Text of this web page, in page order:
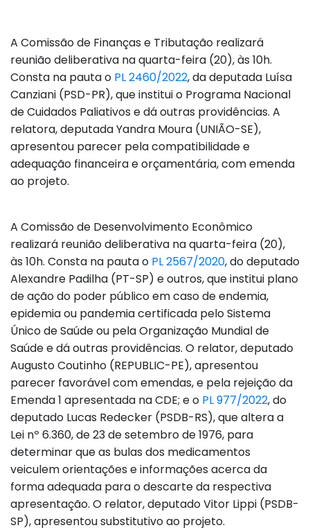
A Comissão de Finanças e Tributação realizará
reunião deliberativa na quarta-feira (20), às 10h.
Consta na pauta o PL 2460/2022, da deputada Luísa
Canziani (PSD-PR), que institui o Programa Nacional
de Cuidados Paliativos e dá outras providências. A
relatora, deputada Yandra Moura (UNIÃO-SE),
apresentou parecer pela compatibilidade e
adequação financeira e orçamentária, com emenda
ao projeto.
A Comissão de Desenvolvimento Econômico
realizará reunião deliberativa na quarta-feira (20),
às 10h. Consta na pauta o PL 2567/2020, do deputado
Alexandre Padilha (PT-SP) e outros, que institui plano
de ação do poder público em caso de endemia,
epidemia ou pandemia certificada pelo Sistema
Único de Saúde ou pela Organização Mundial de
Saúde e dá outras providências. O relator, deputado
Augusto Coutinho (REPUBLIC-PE), apresentou
parecer favorável com emendas, e pela rejeição da
Emenda 1 apresentada na CDE; e o PL 977/2022, do
deputado Lucas Redecker (PSDB-RS), que altera a
Lei nº 6.360, de 23 de setembro de 1976, para
determinar que as bulas dos medicamentos
veiculem orientações e informações acerca da
forma adequada para o descarte da respectiva
apresentação. O relator, deputado Vitor Lippi (PSDB-
SP), apresentou substitutivo ao projeto.